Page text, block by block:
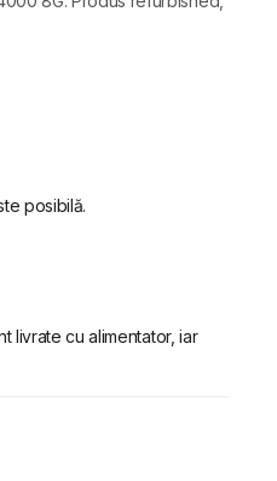
posibilă.
livrate cu alimentator, iar